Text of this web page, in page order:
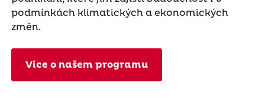
podmínkách klimatických a ekonomických
změn.
Více o našem programu